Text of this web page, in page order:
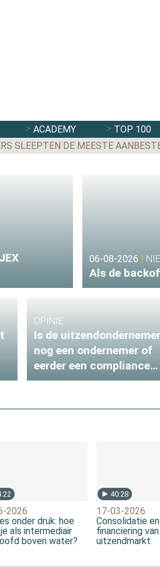
ACADEMY TOP 100
SLEEPTEN DE MEESTE
UITDAGENDE TWEEDE HELFT
06-08-2026 |
Als de
OPINIE
Is de uitzendondernemer
nog een ondernemer of
eerder een compliance
officer?
2026
onder druk: hoe
als intermediair
boven water?
40:28
17-03-2026
Consolidatie en
financiering
uitzendmarkt